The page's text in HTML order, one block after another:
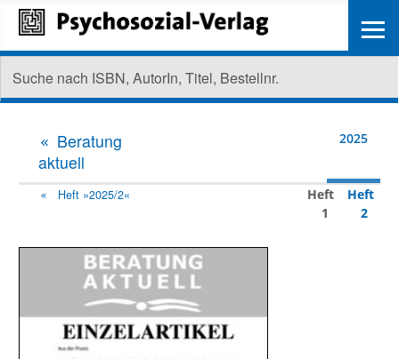
Beratung
aktuell
2025
Heft »2025/2«
Heft
1
Heft
2
≡